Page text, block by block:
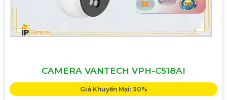
CAMERA VANTECH VPH-C518AI
Giá Khuyến Mại: 30%